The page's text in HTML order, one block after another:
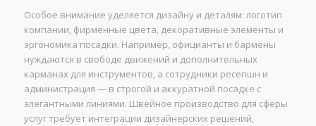
Особое внимание уделяется дизайну и деталям: логотип
компании, фирменные цвета, декоративные элементы и
эргономика посадки. Например, официанты и бармены
нуждаются в свободе движений и дополнительных
карманах для инструментов, а сотрудники ресепшн и
администрация — в строгой и аккуратной посадке с
элегантными линиями. Швейное производство для сферы
услуг требует интеграции дизайнерских решений,